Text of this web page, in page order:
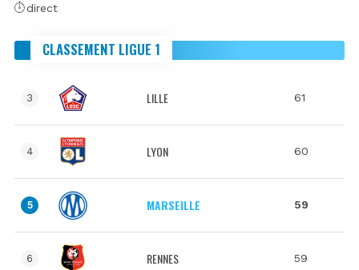
direct
CLASSEMENT LIGUE 1
3 LILLE 61
4 LYON 60
5 MARSEILLE 59
6 RENNES 59